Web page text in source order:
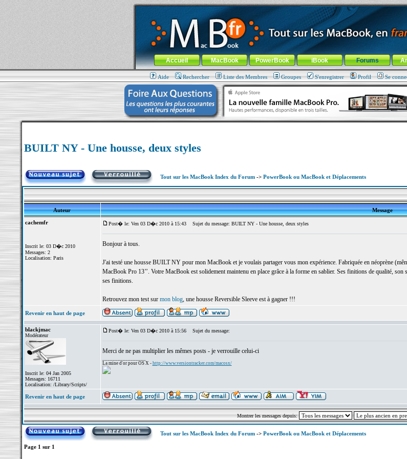
MacBook-fr.com : 100% Apple... 100% nomade !
Aller au contenu-Aller au menu général-Aller au menu de la rubrique
Menu général
Accueil MacBook PowerBook iBook Forums
Aide Rechercher Liste des Membres Groupes S'enregistrer Profil Se
BUILT NY - Une housse, deux styles
Tout sur les MacBook Index du Forum-> PowerBook ou MacBook et Déplacements
Auteur
Message
cachemfr
Inscrit le: 03 D�c 2010
Messages: 2
Localisation: Paris
Post� le: Ven 03 D�c 2010 à 15:43 Sujet du message: BUILT NY - Une housse, deux styles
Bonjour à tous.
J'ai testé une housse BUILT NY pour mon MacBook et je voulais partager vous mon expérience. Fabriquée en néoprène
MacBook Pro 13’’. Votre MacBook est solidement maintenu en place grâce à la forme en sablier. Ses finitions de qualité,
ses finitions.
Retrouvez mon test sur mon blog, une housse Reversible Sleeve est à gagner !!!
Revenir en haut de page
blackjmac
Modérateur
Inscrit le: 04 Jan 2005
Messages: 16711
Localisation: /Library/Scripts/
Post� le: Ven 03 D�c 2010 à 15:56 Sujet du message:
Merci de ne pas multiplier les mêmes posts - je verrouille celui-ci
La mine d'or pour OS X - http://www.versiontracker.com/macosx/
Revenir en haut de page
Montrer les messages depuis:
Tout sur les MacBook Index du Forum-> PowerBook ou MacBook et Déplacements
Page 1 sur 1